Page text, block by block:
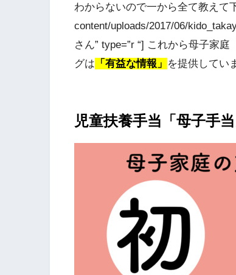
わからないので一から全て教えて
content/uploads/2017/06/
さん” type=”r “] これから母子家
グは 「有益な情報」 を提供してい
児童扶養手当「母子手